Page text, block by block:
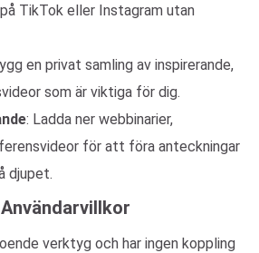
TikTok eller Instagram utan
en privat samling av inspirerande,
som är viktiga för dig.
: Ladda ner webbinarier,
för att föra anteckningar
djupet.
verktyg och har ingen koppling